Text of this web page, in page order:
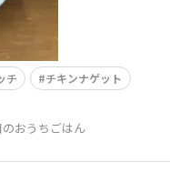
チ チキンナゲット
おうちごはん